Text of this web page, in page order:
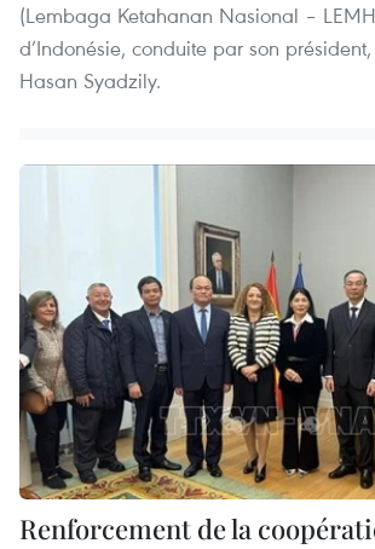
(Lembaga Ketahanan Nasional –
d’Indonésie, conduite par son
Hasan Syadzily.
Renforcement de la